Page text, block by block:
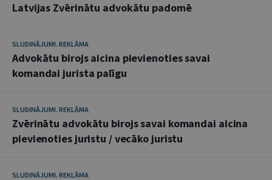
Latvijas Zvērinātu advokātu padomē
SLUDINĀJUMI. REKLĀMA
Advokātu birojs aicina pievienoties savai
komandai jurista palīgu
SLUDINĀJUMI. REKLĀMA
Zvērinātu advokātu birojs savai komandai aicina
pievienoties juristu / vecāko juristu
SLUDINĀJUMI. REKLĀMA